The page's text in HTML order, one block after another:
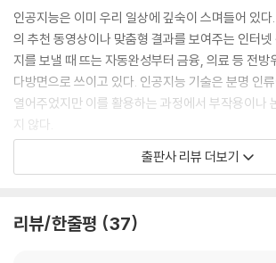
필터 버블은, 예를 들어 이용자에게 검색의 결과를
용자의 관심사, 성향, 철학, 이념 등을 고려하여 최
여주는 것이, 개별 이용자를 다른 이용자들로부터
올 수 있다는 주장이다. 그리고 확증편향은 이용자
합하는 정보를 더 빈번하게 또는 선택적으로 접하
선호나 성향을 더욱 강화하게 되는 경향에 관한 것이
---「1부 | 우리는 이미 인공지능 세계에 살고 있다」
안면인식 기술은 이미지 매칭을 통해 동일인임을
그 사람이 가진 특징의 일부를 파악하는 것이 가능할
인공지능은 이미 우리 일상에 깊숙이 스며들어 있
의 추천 동영상이나 맞춤형 결과를 보여주는 인터
지를 보낼 때 뜨는 자동완성부터 금융, 의료 등 전방
다방면으로 쓰이고 있다. 인공지능 기술은 분명 인
열어주었지만 이를 활용하는 과정에서 부작용이나
지 않다.
『AI는 차별을 인간에게서 배운다』의 저자 고학수
기 때문에 관련된 이슈들에 대한 논의가 무엇보다 시
출판사 리뷰 더보기
리뷰/한줄평 37